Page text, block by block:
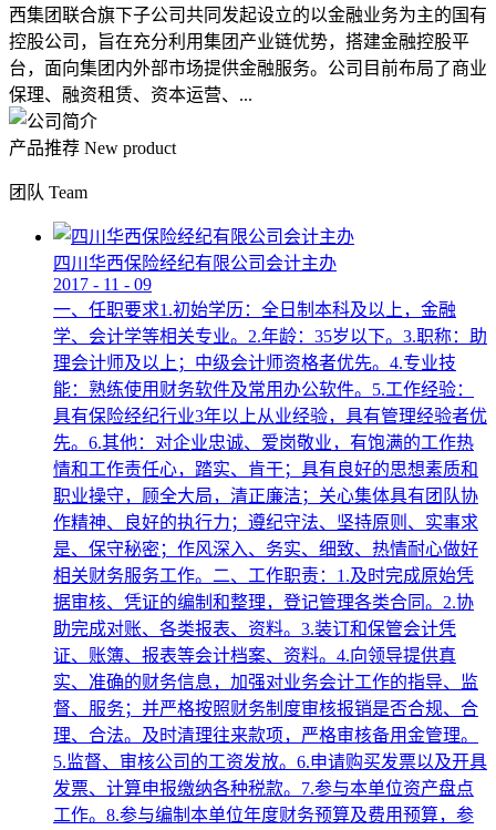
西集团联合旗下子公司共同发起设立的以金融业务为主的国有
控股公司，旨在充分利用集团产业链优势，搭建金融控股平
台，面向集团内外部市场提供金融服务。公司目前布局了商业
保理、融资租赁、资本运营、...
产品推荐 New product
团队 Team
四川华西保险经纪有限公司会计主办
2017 - 11 - 09
一、任职要求1.初始学历：全日制本科及以上，金融
学、会计学等相关专业。2.年龄：35岁以下。3.职称：助
理会计师及以上；中级会计师资格者优先。4.专业技
能：熟练使用财务软件及常用办公软件。5.工作经验：
具有保险经纪行业3年以上从业经验，具有管理经验者优
先。6.其他：对企业忠诚、爱岗敬业，有饱满的工作热
情和工作责任心，踏实、肯干；具有良好的思想素质和
职业操守，顾全大局，清正廉洁；关心集体具有团队协
作精神、良好的执行力；遵纪守法、坚持原则、实事求
是、保守秘密；作风深入、务实、细致、热情耐心做好
相关财务服务工作。二、工作职责：1.及时完成原始凭
据审核、凭证的编制和整理，登记管理各类合同。2.协
助完成对账、各类报表、资料。3.装订和保管会计凭
证、账簿、报表等会计档案、资料。4.向领导提供真
实、准确的财务信息，加强对业务会计工作的指导、监
督、服务；并严格按照财务制度审核报销是否合规、合
理、合法。及时清理往来款项，严格审核备用金管理。
5.监督、审核公司的工资发放。6.申请购买发票以及开具
发票、计算申报缴纳各种税款。7.参与本单位资产盘点
工作。8.参与编制本单位年度财务预算及费用预算，参